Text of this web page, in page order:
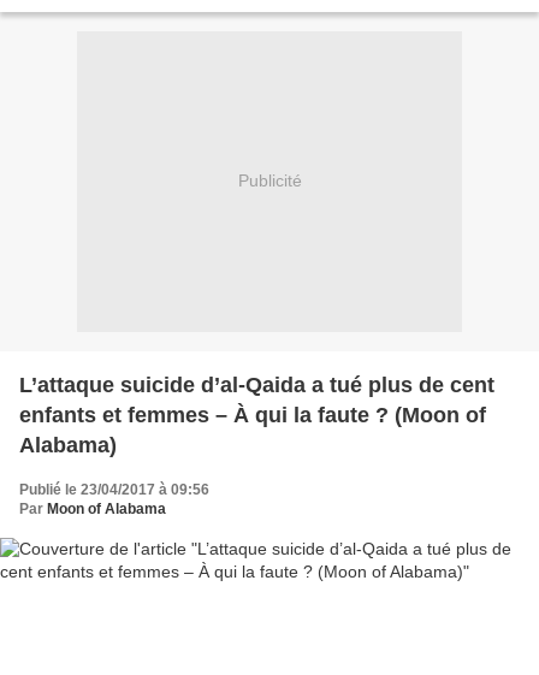
Publicité
L’attaque suicide d’al-Qaida a tué plus de cent
enfants et femmes – À qui la faute ? (Moon of
Alabama)
Publié le 23/04/2017 à 09:56
Par Moon of Alabama